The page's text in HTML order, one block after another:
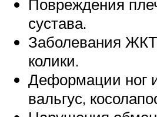
Повреждения
сустава.
Заболевания
колики.
Деформации ног
вальгус,